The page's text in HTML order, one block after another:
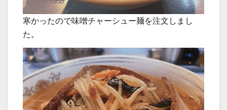
寒かったので味噌チャーシュー麺を注文しまし
た。